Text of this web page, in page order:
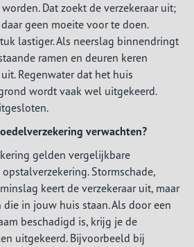
Dat zoekt de verzekeraar uit;
geen moeite voor te doen.
lastiger. Als neerslag binnendringt
ramen en deuren keren
Regenwater dat het huis
wordt vaak wel uitgekeerd.
verwachten?
gelden vergelijkbare
Stormschade,
keert de verzekeraar uit, maar
in jouw huis staan. Als door een
beschadigd is, krijg je de
uitgekeerd. Bijvoorbeeld bij